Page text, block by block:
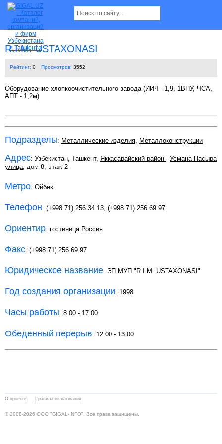
R.I.M. USTAXONASI
Рейтинг: 0 Просмотров: 3552
Оборудование хлопкоочистительного завода (ИИЧ - 1,9, 1ВПУ, ЧСА,
АПТ - 1,2м)
Подразделы: Металлические изделия, Металлоконструкции
Адрес: Узбекистан, Ташкент, Яккасарайский район , Усмана Насыра
улица, дом 8, этаж 2
Метро: Ойбек
Телефон: (+998 71) 256 34 13, (+998 71) 256 69 97
Ориентир: гостиница Россия
Факс: (+998 71) 256 69 97
Юридическое название: ЭП МУП "R.I.M. USTAXONASI"
Год создания организации: 1998
Часы работы: 8:00 - 17:00
Обеденный перерыв: 12:00 - 13:00
О проекте Правила пользования
© 2008-2026 ООО "GIGAL-INFO". Все права защищены.